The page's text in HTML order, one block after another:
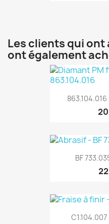
Les clients qui
ont également
BF